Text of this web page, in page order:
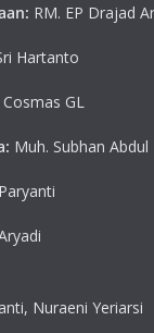
RM. EP Drajad
Hartanto
Cosmas GL
Muh. Subhan Abdul
Nuraeni Yeriarsi